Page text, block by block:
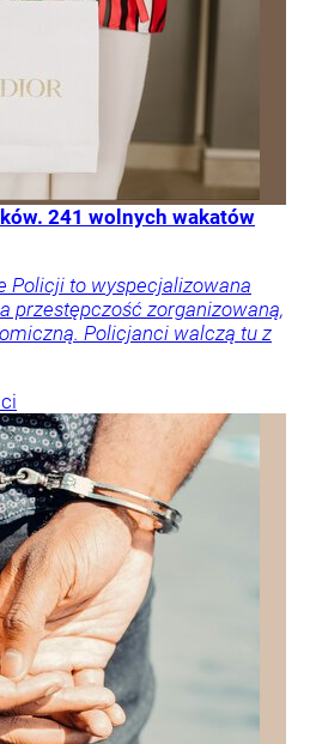
241 wolnych wakatów
Policji to wyspecjalizowana
przestępczość zorganizowaną,
Policjanci walczą tu z